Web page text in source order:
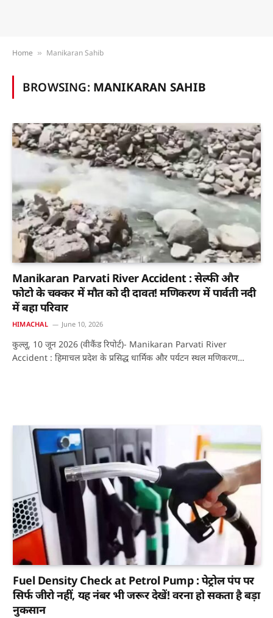
Home » Manikaran Sahib
BROWSING: MANIKARAN SAHIB
Manikaran Parvati River Accident : सेल्फी और
फोटो के चक्कर में मौत को दी दावत! मणिकरण में पार्वती नदी
में बहा परिवार
HIMACHAL June 10, 2026
कुल्लू, 10 जून 2026 (वीकैंड रिपोर्ट)- Manikaran Parvati River
Accident : हिमाचल प्रदेश के प्रसिद्ध धार्मिक और पर्यटन स्थल मणिकरण…
Fuel Density Check at Petrol Pump : पेट्रोल पंप पर
सिर्फ जीरो नहीं, यह नंबर भी जरूर देखें! वरना हो सकता है बड़ा
नुकसान